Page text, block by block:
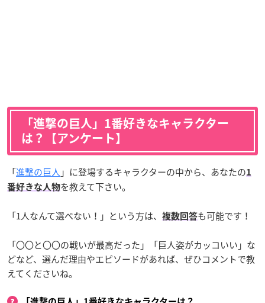
「進撃の巨人」1番好きなキャラクター
は？【アンケート】
「進撃の巨人 」に登場するキャラクターの中から、あなたの1
番好きな人物を教えて下さい。
「1人なんて選べない！」という方は、 複数回答も可能です！
「〇〇と〇〇の戦いが最高だった」「巨人姿がカッコいい」な
どなど、選んだ理由やエピソードがあれば、ぜひコメントで教
えてくださいね。
「進撃の巨人」1番好きなキャラクターは？